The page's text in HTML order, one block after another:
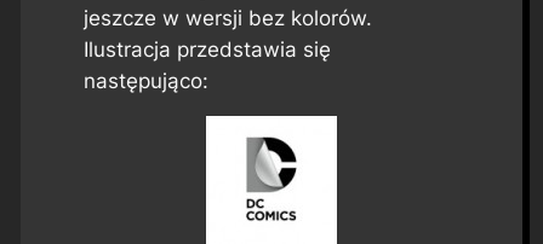
jeszcze w wersji bez kolorów.
Ilustracja przedstawia się
następująco: